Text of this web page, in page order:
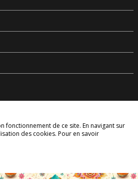
Bollymarket.com - Tous Droits Réservés
fonctionnement de ce site. En navigant sur
des cookies. Pour en savoir